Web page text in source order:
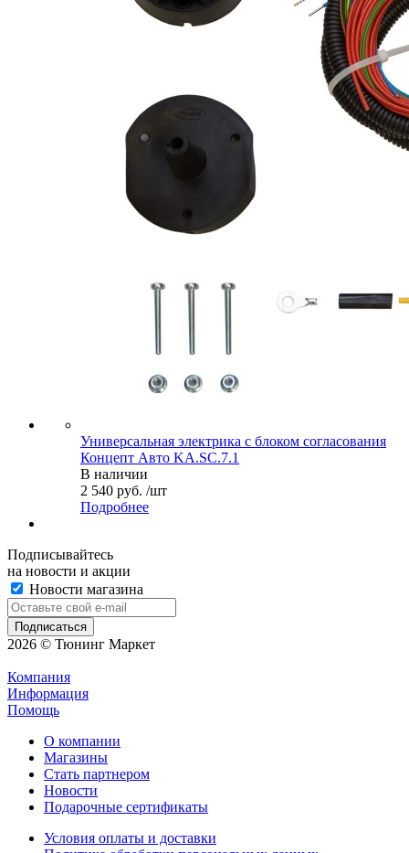
Универсальная электрика с блоком согласования
Концепт Авто KA.SC.7.1
В наличии
2 540 руб. /шт
Подробнее
Подписывайтесь
на новости и акции
Новости магазина
2026 © Тюнинг Маркет
Компания
Информация
Помощь
О компании
Магазины
Стать партнером
Новости
Подарочные сертификаты
Условия оплаты и доставки